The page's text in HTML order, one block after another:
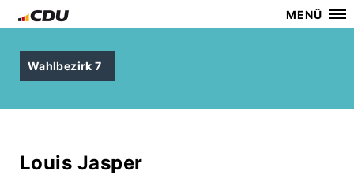
MENÜ
Wahlbezirk 7
Louis Jasper